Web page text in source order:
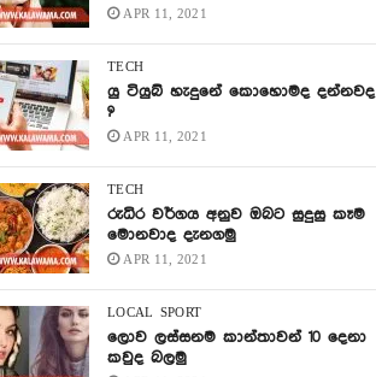
APR 11, 2021
TECH
යු ටියුබ් හැදුනේ කොහොමද දන්නවද
?
APR 11, 2021
TECH
රුධිර වර්ගය අනුව ඔබට සුදුසු කෑම
මොනවාද දැනගමු
APR 11, 2021
LOCAL SPORT
ලොව ලස්සනම කාන්තාවන් 10 දෙනා
කවුද බලමු